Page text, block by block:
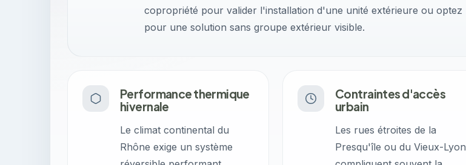
copropriété pour valider l'installation d'une unité extérieure ou optez
pour une solution sans groupe extérieur visible.
Performance thermique
hivernale
Le climat continental du
Rhône exige un système
Contraintes d'accès
urbain
Les rues étroites de la
Presqu'île ou du Vieux-Lyon